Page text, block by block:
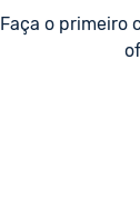
Faça o primeiro